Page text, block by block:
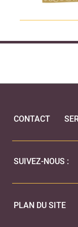
CONTACT
SUIVEZ-NOUS :
PLAN DU SITE